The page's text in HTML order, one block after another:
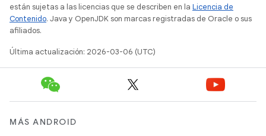
están sujetas a las licencias que se describen en la Licencia de
Contenido. Java y OpenJDK son marcas registradas de Oracle o sus
afiliados.
Última actualización: 2026-03-06 (UTC)
MÁS ANDROID